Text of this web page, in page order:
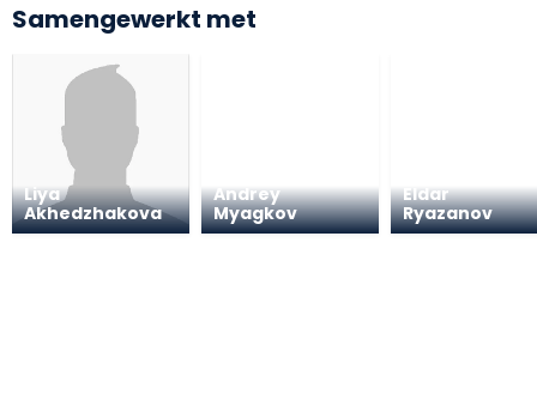
Samengewerkt met
Liya
Akhedzhakova
Andrey
Myagkov
Eldar
Ryazanov